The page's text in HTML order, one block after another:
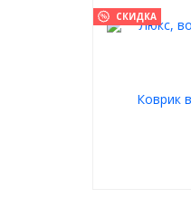
СКИДКА